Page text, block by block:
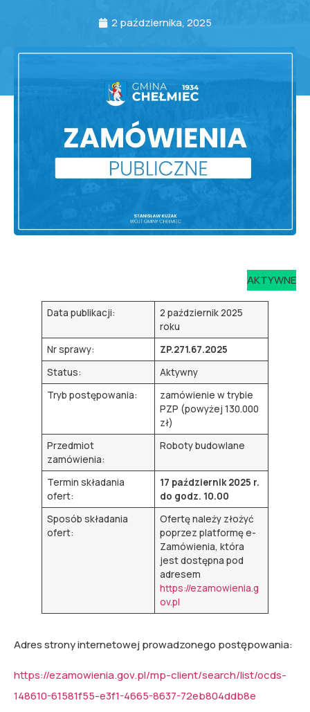
2 października, 2025
AKTYWNE
Data publikacji:
2 październik 2025
roku
Nr sprawy:
ZP.271.67.2025
Status:
Aktywny
Tryb postępowania:
zamówienie w trybie
PZP (powyżej 130.000
zł)
Przedmiot
zamówienia:
Roboty budowlane
Termin składania
ofert:
17 październik 2025 r.
do godz. 10.00
Sposób składania
ofert:
Ofertę należy złożyć
poprzez platformę e-
Zamówienia, która
jest dostępna pod
adresem
https://ezamowienia.g
ov.pl
Adres strony internetowej prowadzonego postępowania:
https://ezamowienia.gov.pl/mp-client/search/list/ocds-
148610-61581f55-e3f1-4665-8637-72eb804ddb8e